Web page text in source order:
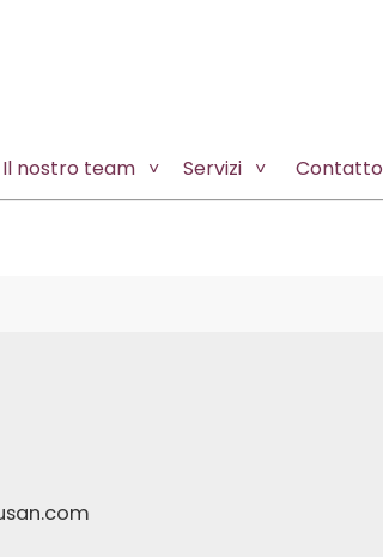
Il nostro team Servizi Contatto